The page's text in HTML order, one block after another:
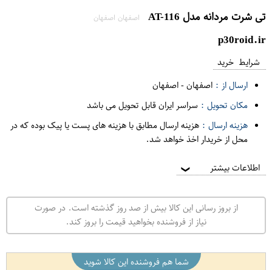
تی شرت مردانه مدل AT-116 اصفهان اصفهان
p30roid.ir
شرایط خرید
ارسال از : اصفهان-اصفهان
مکان تحویل : سراسر ایران قابل تحویل می باشد
هزینه ارسال : هزینه ارسال مطابق با هزینه های پست یا پیک بوده که در
محل از خریدار اخذ خواهد شد.
اطلاعات بیشتر ❯
از بروز رسانی این کالا بیش از صد روز گذشته است. در صورت
نیاز از فروشنده بخواهید قیمت را بروز کند.
شما هم فروشنده این کالا شوید